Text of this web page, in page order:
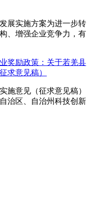
展实施方案为进一步转
、增强企业竞争力，有
奖励政策：关于若羌县
求意见稿）
施意见（征求意见稿）
治区、自治州科技创新